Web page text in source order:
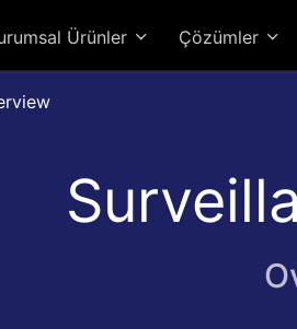
Ürünler Çözümler